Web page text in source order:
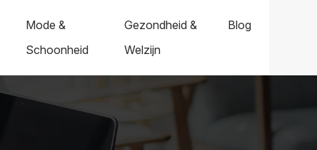
Mode &
Schoonheid
Gezondheid &
Welzijn
Blog